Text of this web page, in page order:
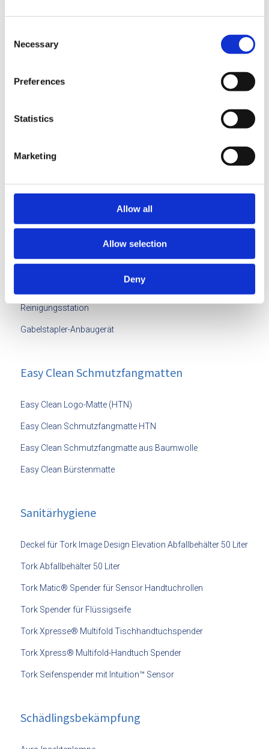
Selection
Necessary
Preferences
Statistics
Marketing
Allow all
Allow selection
Deny
Easy Clean Aufbewahrungsbox aus Aluminium
Easy Clean Handwischer aus Baumwolle mit Öl imprägniert.
Easy Clean synthetischer Handwischer mit Seife imprägniert
imprägniert
Easy Clean Abstellplatte
Easy Clean Teleskopstiel (4m / 6m)
Easy Clean Verbindungsstück für Handwischer
Easy Clean Bodenwischer mit Öl imprägniert
Easy Clean synthetischer Bodenwischer mit Seife
imprägniert
Reinigungsstation
Gabelstapler-Anbaugerät
Easy Clean Schmutzfangmatten
Easy Clean Logo-Matte (HTN)
Easy Clean Schmutzfangmatte HTN
Easy Clean Schmutzfangmatte aus Baumwolle
Easy Clean Bürstenmatte
Sanitärhygiene
Deckel für Tork Image Design Elevation Abfallbehälter 50 Liter
Tork Abfallbehälter 50 Liter
Tork Matic® Spender für Sensor Handtuchrollen
Tork Spender für Flüssigseife
Tork Xpresse® Multifold Tischhandtuchspender
Tork Xpress® Multifold-Handtuch Spender
Tork Seifenspender mit Intuition™ Sensor
Schädlingsbekämpfung